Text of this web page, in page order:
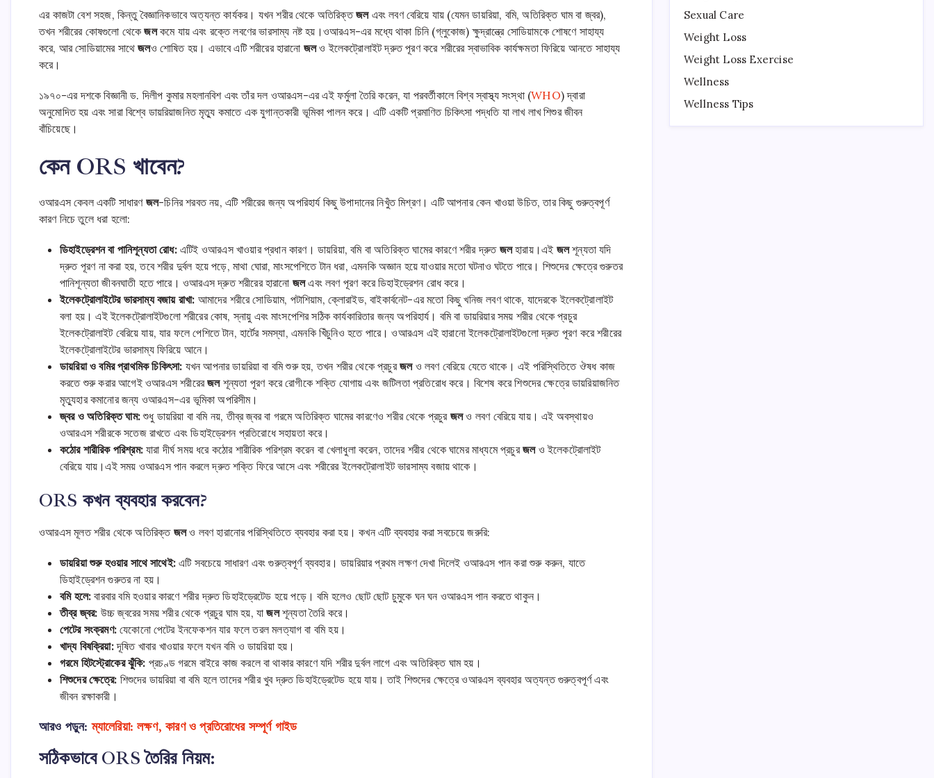
এর কাজটা বেশ সহজ, কিন্তু বৈজ্ঞানিকভাবে অত্যন্ত কার্যকর। যখন শরীর থেকে অতিরিক্তজলএবং লবণ বেরিয়ে যায় (যেমন ডায়রিয়া, বমি, অতিরিক্ত ঘাম বা জ্বর),
তখন শরীরের কোষগুলো থেকেজলকমে যায় এবং রক্তে লবণের ভারসাম্য নষ্ট হয়।ওআরএস-এর মধ্যে থাকা চিনি (গ্লুকোজ) ক্ষুদ্রান্ত্রে সোডিয়ামকে শোষণে সাহায্য
করে, আর সোডিয়ামের সাথেজলও শোষিত হয়। এভাবে এটি শরীরের হারানো জলও ইলেকট্রোলাইট দ্রুত পূরণ করে শরীরের স্বাভাবিক কার্যক্ষমতা ফিরিয়ে আনতে সাহায্য
করে।
১৯৭০-এর দশকে বিজ্ঞানী ড. দিলীপ কুমার মহলানবিশ এবং তাঁর দল ওআরএস-এর এই ফর্মুলা তৈরি করেন, যা পরবর্তীকালে বিশ্ব স্বাস্থ্য সংস্থা (WHO) দ্বারা
অনুমোদিত হয় এবং সারা বিশ্বে ডায়রিয়াজনিত মৃত্যু কমাতে এক যুগান্তকারী ভূমিকা পালন করে। এটি একটি প্রমাণিত চিকিৎসা পদ্ধতি যা লাখ লাখ শিশুর জীবন
বাঁচিয়েছে।
কেন ORS খাবেন?
ওআরএস কেবল একটি সাধারণ জল-চিনির শরবত নয়, এটি শরীরের জন্য অপরিহার্য কিছু উপাদানের নিখুঁত মিশ্রণ। এটি আপনার কেন খাওয়া উচিত, তার কিছু গুরুত্বপূর্ণ
কারণ নিচে তুলে ধরা হলো:
ডিহাইড্রেশন বা পানিশূন্যতা রোধ:এটিই ওআরএস খাওয়ার প্রধান কারণ। ডায়রিয়া, বমি বা অতিরিক্ত ঘামের কারণে শরীর দ্রুত জলহারায়।এই জলশূন্যতা যদি
দ্রুত পূরণ না করা হয়, তবে শরীর দুর্বল হয়ে পড়ে, মাথা ঘোরা, মাংসপেশিতে টান ধরা, এমনকি অজ্ঞান হয়ে যাওয়ার মতো ঘটনাও ঘটতে পারে। শিশুদের ক্ষেত্রে গুরুতর
পানিশূন্যতা জীবনঘাতী হতে পারে। ওআরএস দ্রুত শরীরের হারানো জলএবং লবণ পূরণ করে ডিহাইড্রেশন রোধ করে।
ইলেকট্রোলাইটের ভারসাম্য বজায় রাখা: আমাদের শরীরে সোডিয়াম, পটাশিয়াম, ক্লোরাইড, বাইকার্বনেট-এর মতো কিছু খনিজ লবণ থাকে, যাদেরকে ইলেকট্রোলাইট
বলা হয়। এই ইলেকট্রোলাইটগুলো শরীরের কোষ, স্নায়ু এবং মাংসপেশির সঠিক কার্যকারিতার জন্য অপরিহার্য। বমি বা ডায়রিয়ার সময় শরীর থেকে প্রচুর
ইলেকট্রোলাইট বেরিয়ে যায়, যার ফলে পেশিতে টান, হার্টের সমস্যা, এমনকি খিঁচুনিও হতে পারে। ওআরএস এই হারানো ইলেকট্রোলাইটগুলো দ্রুত পূরণ করে শরীরের
ইলেকট্রোলাইটের ভারসাম্য ফিরিয়ে আনে।
ডায়রিয়া ও বমির প্রাথমিক চিকিৎসা: যখন আপনার ডায়রিয়া বা বমি শুরু হয়, তখন শরীর থেকে প্রচুরজলও লবণ বেরিয়ে যেতে থাকে। এই পরিস্থিতিতে ঔষধ কাজ
করতে শুরু করার আগেই ওআরএস শরীরেরজলশূন্যতা পূরণ করে রোগীকে শক্তি যোগায় এবং জটিলতা প্রতিরোধ করে। বিশেষ করে শিশুদের ক্ষেত্রে ডায়রিয়াজনিত
মৃত্যুহার কমানোর জন্য ওআরএস-এর ভূমিকা অপরিসীম।
জ্বর ও অতিরিক্ত ঘাম:শুধু ডায়রিয়া বা বমি নয়, তীব্র জ্বর বা গরমে অতিরিক্ত ঘামের কারণেও শরীর থেকে প্রচুর জলও লবণ বেরিয়ে যায়। এই অবস্থায়ও
ওআরএস শরীরকে সতেজ রাখতে এবং ডিহাইড্রেশন প্রতিরোধে সহায়তা করে।
কঠোর শারীরিক পরিশ্রম: যারা দীর্ঘ সময় ধরে কঠোর শারীরিক পরিশ্রম করেন বা খেলাধুলা করেন, তাদের শরীর থেকে ঘামের মাধ্যমে প্রচুরজলও ইলেকট্রোলাইট
বেরিয়ে যায়।এই সময় ওআরএস পান করলে দ্রুত শক্তি ফিরে আসে এবং শরীরের ইলেকট্রোলাইট ভারসাম্য বজায় থাকে।
ORS কখন ব্যবহার করবেন?
ওআরএস মূলত শরীর থেকে অতিরিক্ত জলও লবণ হারানোর পরিস্থিতিতে ব্যবহার করা হয়। কখন এটি ব্যবহার করা সবচেয়ে জরুরি:
ডায়রিয়া শুরু হওয়ার সাথে সাথেই: এটি সবচেয়ে সাধারণ এবং গুরুত্বপূর্ণ ব্যবহার। ডায়রিয়ার প্রথম লক্ষণ দেখা দিলেই ওআরএস পান করা শুরু করুন, যাতে
ডিহাইড্রেশন গুরুতর না হয়।
বমি হলে: বারবার বমি হওয়ার কারণে শরীর দ্রুত ডিহাইড্রেটেড হয়ে পড়ে। বমি হলেও ছোট ছোট চুমুকে ঘন ঘন ওআরএস পান করতে থাকুন।
তীব্র জ্বর: উচ্চ জ্বরের সময় শরীর থেকে প্রচুর ঘাম হয়, যাজলশূন্যতা তৈরি করে।
পেটের সংক্রমণ: যেকোনো পেটের ইনফেকশন যার ফলে তরল মলত্যাগ বা বমি হয়।
খাদ্য বিষক্রিয়া:দূষিত খাবার খাওয়ার ফলে যখন বমি ও ডায়রিয়া হয়।
গরমে হিটস্ট্রোকের ঝুঁকি: প্রচণ্ড গরমে বাইরে কাজ করলে বা থাকার কারণে যদি শরীর দুর্বল লাগে এবং অতিরিক্ত ঘাম হয়।
শিশুদের ক্ষেত্রে: শিশুদের ডায়রিয়া বা বমি হলে তাদের শরীর খুব দ্রুত ডিহাইড্রেটেড হয়ে যায়। তাই শিশুদের ক্ষেত্রে ওআরএস ব্যবহার অত্যন্ত গুরুত্বপূর্ণ এবং
জীবন রক্ষাকারী।
আরও পড়ুন:ম্যালেরিয়া: লক্ষণ, কারণ ও প্রতিরোধের সম্পূর্ণ গাইড
সঠিকভাবে ORS তৈরির নিয়ম:
Sexual Care
Weight Loss
Weight Loss Exercise
Wellness
Wellness Tips